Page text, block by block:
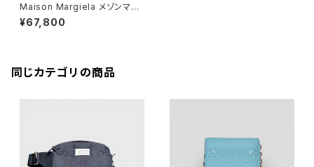
Maison Margiela メゾンマル
ジェラ スモール レザー チェー
ン ウォレット メタリックグレー S
¥67,800
同じカテゴリの商品